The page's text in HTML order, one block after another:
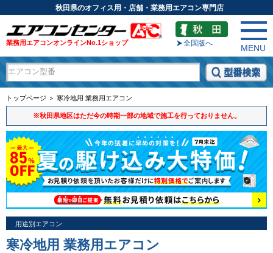
秋田県のオフィス用・店舗・業務用エアコン専門店
業務用エアコンオンラインNo.1ショップ 全国版へ
MENU
トップページ ＞ 寒冷地用 業務用エアコン
※秋田県地区はただ今の時期一部の地域で施工を行っておりません。
用途別エアコン
寒冷地用 業務用エアコン